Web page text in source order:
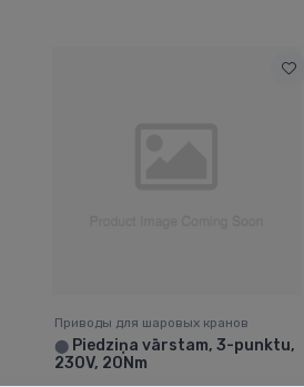
Приводы для шаровых кранов
⬤ Piedziņa vārstam, 3-punktu,
230V, 20Nm